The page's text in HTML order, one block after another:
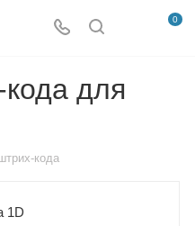
0
для
кода
1D